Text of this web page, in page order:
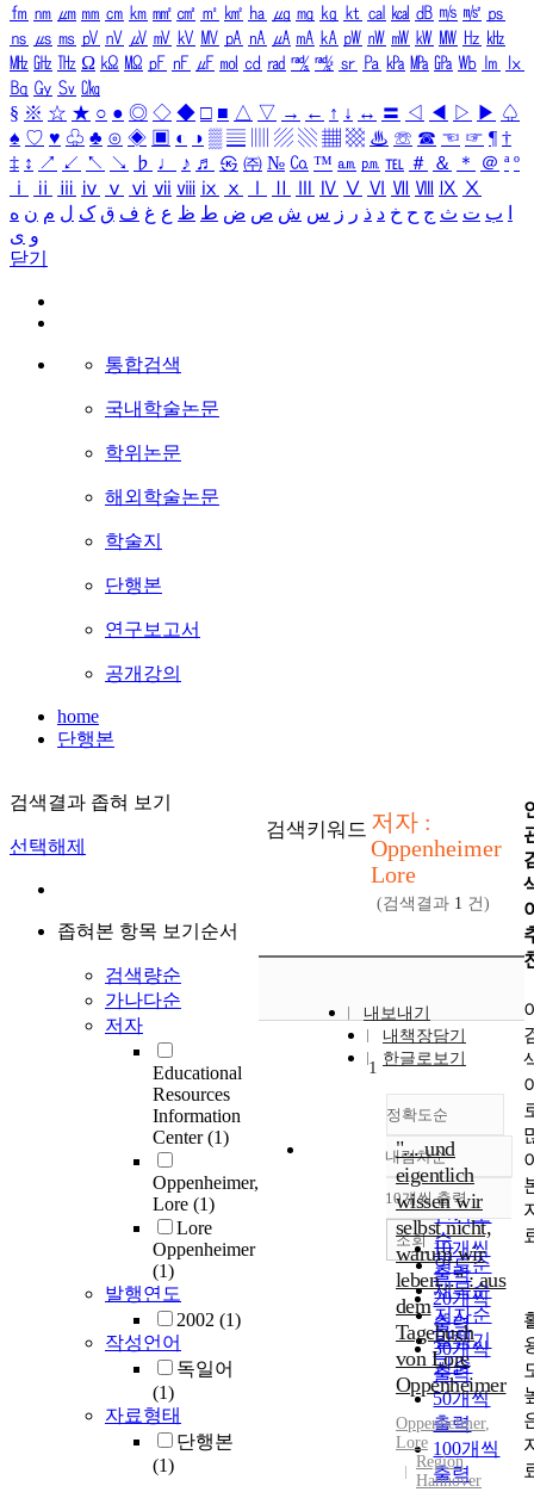
㎙ ㎚ ㎛ ㎜ ㎝ ㎞ ㎟ ㎠ ㎡ ㎢ ㏊ ㎍ ㎎ ㎏ ㏏ ㎈ ㎉ ㏈ ㎧ ㎨ ㎰
㎱ ㎲ ㎳ ㎴ ㎵ ㎶ ㎷ ㎸ ㎹ ㎀ ㎁ ㎂ ㎃ ㎄ ㎺ ㎻ ㎽ ㎾ ㎿ ㎐ ㎑
㎒ ㎓ ㎔ Ω ㏀ ㏁ ㎊ ㎋ ㎌ ㏖ ㏅ ㎭ ㎮ ㎯ ㏛ ㎩ ㎪ ㎫ ㎬ ㏝ ㏐
㏓
㏃ ㏉ ㏜ ㏆
§ ※ ☆ ★ ○ ● ◎ ◇ ◆ □ ■ △ ▽ → ← ↑ ↓ ↔ 〓 ◁ ◀ ▷ ▶ ♤
♠ ♡ ♥ ♧ ♣ ⊙ ◈ ▣ ◐ ◑ ▒ ▤ ▨ ▧ ▦ ▩ ♨ ☏ ☎ ☜ ☞ ¶ †
‡ ↕ ↗ ↙ ↖ ↘ ♭ ♩ ♪ ♬ ㉿ ㈜ № ㏇ ™ ㏂ ㏘ ℡ ＃ ＆ ＊ ＠ ª º
ⅰ
ⅱ ⅲ ⅳ ⅴ ⅵ ⅶ ⅷ ⅸ ⅹ Ⅳ Ⅴ Ⅵ Ⅶ Ⅷ Ⅸ Ⅹ
ب ت ث ج ح خ د ذ ر ز س ش ص ض ط ظ ع غ ف ق ک ل م ن ه
و ی
닫기
통합검색
국내학술논문
학위논문
해외학술논문
학술지
단행본
연구보고서
공개강의
home
단행본
검색결과 좁혀 보기
선택해제
좁혀본 항목 보기순서
검색량순
가나다순
저자
Educational
Resources
Information
Center(1)
Oppenheimer,
Lore (1)
Lore
Oppenheimer
(1)
발행연도
2002 (1)
작성언어
독일어
(1)
자료형태
단행본
(1)
검색키워드 저자 :
Oppenheimer
Lore
(검색결과 1 건)
내보내기
내책장담기
한글로보기
정확도순
정확도
순
인기도
순
연도순
제목순
저자순
발행기
관순
내림차순
내림차순
10개씩 출력
10개씩
출력
20개씩
출력
30개씩
출력
50개씩
출력
100개씩
출력
조회
1
"... und
eigentlich
wissen wir
selbst nicht,
warum wir
leben..." : aus
dem
Tagebuch
von Lore
Oppenheimer
Oppenheimer,
Lore
Region
Hannover